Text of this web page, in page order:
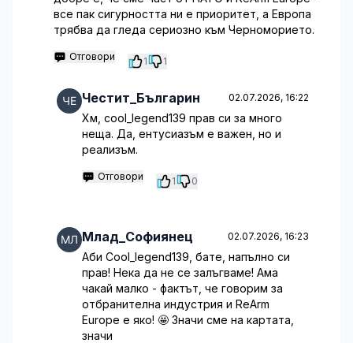
все пак сигурността ни е приоритет, а Европа
трябва да гледа сериозно към Черноморието.
Отговори 1 1
Честит_Българин 02.07.2026, 16:22
Хм, cool_legend139 прав си за много
неща. Да, ентусиазъм е важен, но и
реализъм.
Отговори 1 0
Млад_Софиянец 02.07.2026, 16:23
Аби Cool_legend139, бате, напълно си
прав! Нека да не се залъгваме! Ама
чакай малко - фактът, че говорим за
отбранителна индустрия и ReArm
Europe е яко! 🤩 Значи сме на картата,
значи